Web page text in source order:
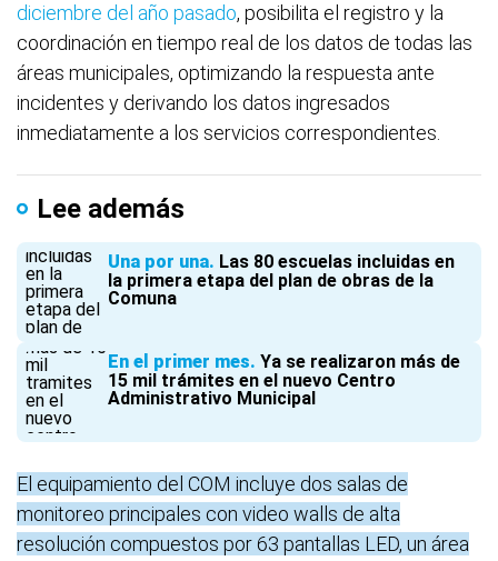
diciembre del año pasado, posibilita el registro y la
coordinación en tiempo real de los datos de todas las
áreas municipales, optimizando la respuesta ante
incidentes y derivando los datos ingresados
inmediatamente a los servicios correspondientes.
Lee además
Una por una Las 80 escuelas incluidas en
la primera etapa del plan de obras de la
Comuna
En el primer mes Ya se realizaron más de
15 mil trámites en el nuevo Centro
Administrativo Municipal
El equipamiento del COM incluye dos salas de
monitoreo principales con video walls de alta
resolución compuestos por 63 pantallas LED, un área